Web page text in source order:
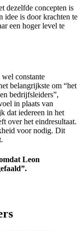
dezelfde concepten is
idee is door krachten te
een hoger level te
constante
belangrijkste om “het
bedrijfsleiders”,
in plaats van
dat iedereen in het
over het eindresultaat.
voornodig. Dit
Leon